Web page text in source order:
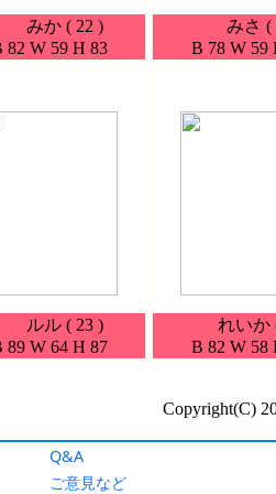
Q&A
ご意見など